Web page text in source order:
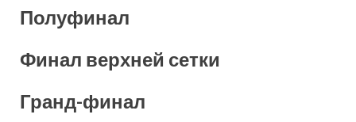
Полуфинал
Финал верхней сетки
Гранд-финал